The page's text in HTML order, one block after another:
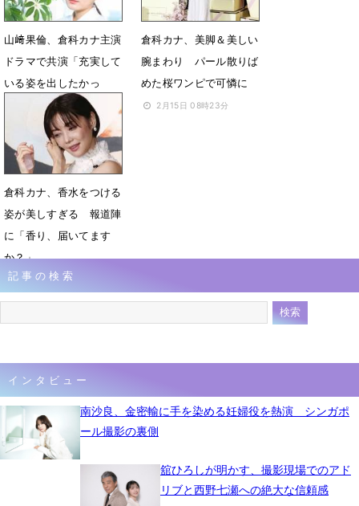
山﨑果倫、倉科カナ主演
ドラマで共演「充実して
いる姿を出したかっ
5月24日 20時00分
倉科カナ、美脚＆美しい
腕まわり パール散りば
めた桜ワンピで可憐に
2月15日 08時23分
倉科カナ、香水をつける
姿が美しすぎる 報道陣
に「香り、届いてます
か？」
2月9日 13時03分
記事の検索
インタビュー
南沙良、金密輸に手を染める妊婦役を熱演 シンガポ
ール撮影の裏側
舘ひろしが明かす、撮影現場でのアド
リブと西野七瀬への絶大な信頼感